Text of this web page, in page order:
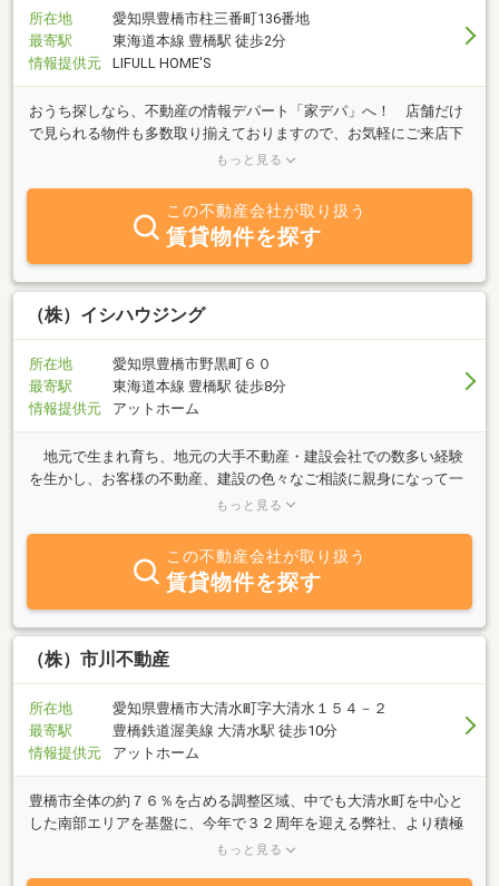
所在地
愛知県豊橋市柱三番町136番地
最寄駅
東海道本線 豊橋駅 徒歩2分
情報提供元
LIFULL HOME'S
おうち探しなら、不動産の情報デパート「家デパ」へ！ 店舗だけ
で見られる物件も多数取り揃えておりますので、お気軽にご来店下
さい。購入・売却・リフォーム・住宅ローンなど、不動産の事なら
もっと見る
この不動産会社が取り扱う
賃貸物件を探す
（株）イシハウジング
所在地
愛知県豊橋市野黒町６０
最寄駅
東海道本線 豊橋駅 徒歩8分
情報提供元
アットホーム
地元で生まれ育ち、地元の大手不動産・建設会社での数多い経験
を生かし、お客様の不動産、建設の色々なご相談に親身になって一
件一件対応させて頂きます。例えば、不動産・建物・リフォーム・
様は色々な疑問を抱えてみえると思います。地盤の問題から境界の
問題、建物に関しては間取りの提案から使用する部材、デザインを
含め、もちろん資金の面まで細かく、お客様が思い立った時にご相
談下さい。当社は年中無休で営業しておりますので、いつでもお気
軽に声をかけて下さい。
もっと見る
この不動産会社が取り扱う
賃貸物件を探す
（株）市川不動産
所在地
愛知県豊橋市大清水町字大清水１５４－２
最寄駅
豊橋鉄道渥美線 大清水駅 徒歩10分
情報提供元
アットホーム
豊橋市全体の約７６％を占める調整区域、中でも大清水町を中心と
した南部エリアを基盤に、今年で３２周年を迎える弊社、より積極
的な不動産事業を展開中。不動産の買取り、仲介、宅地分譲をメイ
もっと見る